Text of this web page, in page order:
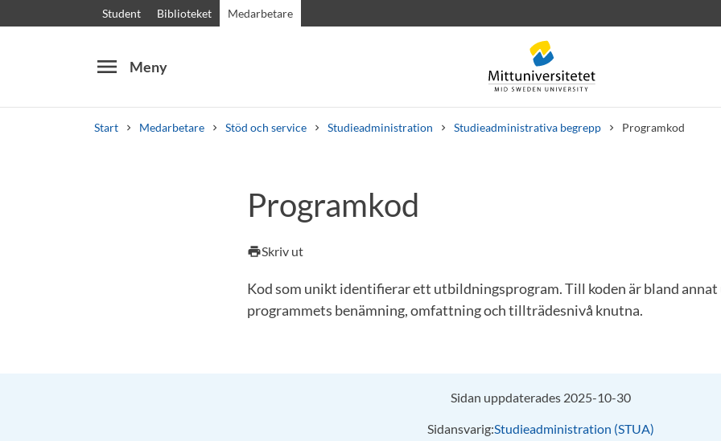
Student Biblioteket Medarbetare
menu Meny
Start Medarbetare Stöd och service Studieadministration Studieadministrativa begrepp Programkod
KursplanerVälkomstbrevPersonal
Programkod
printSkriv ut
Kod som unikt identifierar ett utbildningsprogram. Till koden är bland
programmets benämning, omfattning och tillträdesnivå knutna.
Sidan uppdaterades 2025-10-30
Sidansvarig:Studieadministration (STUA)